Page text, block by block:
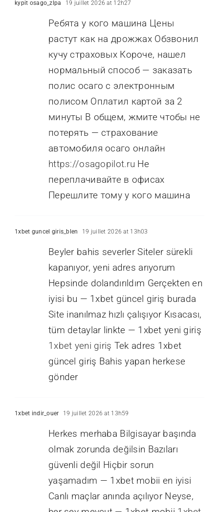
kypit osago_zlpa 19 juillet 2026 at 12h27
Ребята у кого машина Цены
растут как на дрожжах Обзвонил
кучу страховых Короче, нашел
нормальный способ — заказать
полис осаго с электронным
полисом Оплатил картой за 2
минуты В общем, жмите чтобы не
потерять — страхование
автомобиля осаго онлайн
https://osagopilot.ru Не
переплачивайте в офисах
Перешлите тому у кого машина
1xbet guncel giris_blen 19 juillet 2026 at 13h03
Beyler bahis severler Siteler sürekli
kapanıyor, yeni adres arıyorum
Hepsinde dolandırıldım Gerçekten en
iyisi bu — 1xbet güncel giriş burada
Site inanılmaz hızlı çalışıyor Kısacası,
tüm detaylar linkte — 1xbet yeni giriş
1xbet yeni giriş Tek adres 1xbet
güncel giriş Bahis yapan herkese
gönder
1xbet indir_ouer 19 juillet 2026 at 13h59
Herkes merhaba Bilgisayar başında
olmak zorunda değilsin Bazıları
güvenli değil Hiçbir sorun
yaşamadım — 1xbet mobii en iyisi
Canlı maçlar anında açılıyor Neyse,